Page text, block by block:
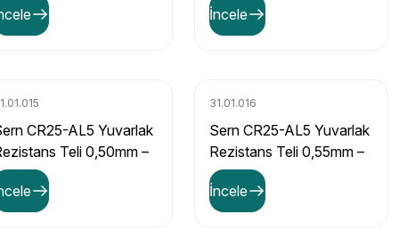
İncele
CR25-AL5 Yuvarlak
Teli 0,50mm –
Ω/m Direnç Değerli
31.01.016
Sern CR25-AL5 Yuvarlak
Rezistans Teli 0,55mm –
5,99 Ω/m Direnç Değerli
İncele